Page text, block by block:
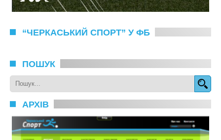
“ЧЕРКАСЬКИЙ СПОРТ” У ФБ
ПОШУК
АРХІВ